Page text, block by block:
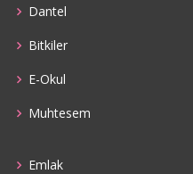
Dantel
Bitkiler
E-Okul
Muhtesem
Emlak